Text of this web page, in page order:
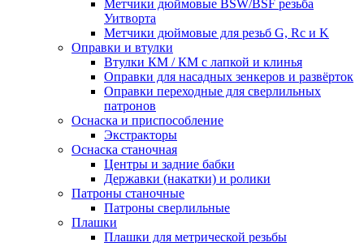
Метчики дюймовые BSW/BSF резьба
Уитворта
Метчики дюймовые для резьб G, Rc и K
Оправки и втулки
Втулки КМ / КМ с лапкой и клинья
Оправки для насадных зенкеров и развёрток
Оправки переходные для сверлильных
патронов
Оснаска и приспособление
Экстракторы
Оснаска станочная
Центры и задние бабки
Державки (накатки) и ролики
Патроны станочные
Патроны сверлильные
Плашки
Плашки для метрической резьбы